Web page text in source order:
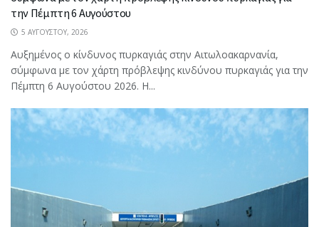
την Πέμπτη 6 Αυγούστου
5 ΑΥΓΟΎΣΤΟΥ, 2026
Αυξημένος ο κίνδυνος πυρκαγιάς στην Αιτωλοακαρνανία,
σύμφωνα με τον χάρτη πρόβλεψης κινδύνου πυρκαγιάς για την
Πέμπτη 6 Αυγούστου 2026. Η...